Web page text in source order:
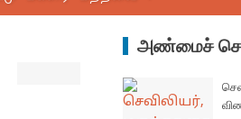
அண்மைச்